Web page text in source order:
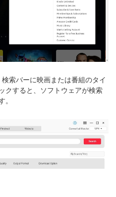
索バーに映画または番組のタイ
クすると、ソフトウェアが検索
。